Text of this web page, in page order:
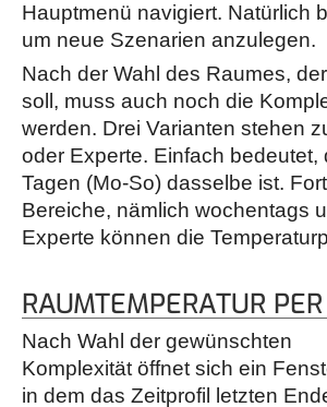
Hauptmenü navigiert. Natürlich
um neue Szenarien anzulegen.
Nach der Wahl des Raumes,
soll, muss auch noch die
werden. Drei Varianten stehen
oder Experte. Einfach
Tagen (Mo-So) dasselbe ist.
Bereiche, nämlich wochentags
Experte können die
RAUMTEMPERATUR
Nach Wahl der gewünschten
Komplexität öffnet sich ein
in dem das Zeitprofil letzten